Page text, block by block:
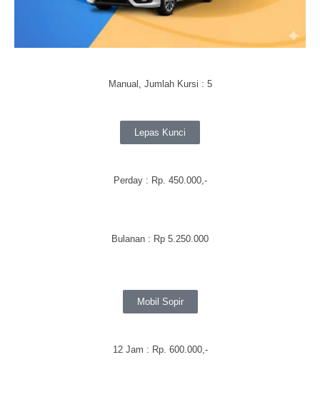
Manual, Jumlah Kursi : 5
Lepas Kunci
Perday: Rp. 450.000,-
Bulanan : Rp 5.250.000
Mobil Sopir
12 Jam : Rp. 600.000,-